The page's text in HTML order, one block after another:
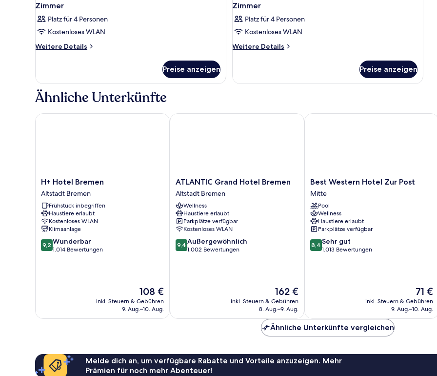
Zimmer
Platz für 4 Personen
Kostenloses WLAN
Weitere Details
Weitere
Preise anzeigen
Zimmer
Platz für 4 Personen
Kostenloses WLAN
Weitere Details
Weitere
Preise anzeigen
Ähnliche Unterkünfte
H+
Hotel
Bremen
Altstadt
Bremen
H+ Hotel Bremen
Altstadt Bremen
Frühstück inbegriffen
Haustiere erlaubt
Kostenloses WLAN
Klimaanlage
9.2
von
9,2 Wunderbar
1.014 Bewertungen
Der
Preis
beträgt
108 €
inkl. Steuern & Gebühren
9. Aug.–10. Aug.
H+ Hotel Bremen
ATLANTIC
Grand
Hotel
Bremen
Altstadt
Bremen
ATLANTIC Grand Hotel Bremen
Altstadt Bremen
Wellness
Haustiere erlaubt
Parkplätze verfügbar
Kostenloses WLAN
9.4
von
9,4 Außergewöhnlich
1.002 Bewertungen
Der
Preis
beträgt
162 €
inkl. Steuern & Gebühren
8. Aug.–9. Aug.
ATLANTIC Grand Hotel Bremen
Best
Western
Hotel
Zur
Post
Mitte
Best Western Hotel Zur Post
Mitte
Pool
Wellness
Haustiere erlaubt
Parkplätze verfügbar
8.4
von
8,4 Sehr gut
1.013 Bewertungen
Der
Preis
beträgt
71 €
inkl. Steuern & Gebühren
9. Aug.–10. Aug.
Best Western Hotel Zur Post
Ähnliche Unterkünfte vergleichen
Melde dich an, um verfügbare Rabatte und Vorteile anzuzeigen. Mehr
Prämien für noch mehr Abenteuer!